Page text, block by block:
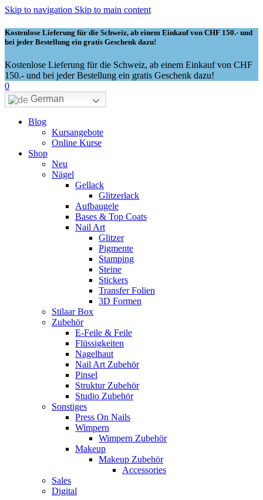
Skip to navigation Skip to main content
Kostenlose Lieferung für die Schweiz, ab einem Einkauf von CHF 150.- und
bei jeder Bestellung ein gratis Geschenk dazu!
Kostenlose Lieferung für die Schweiz, ab einem Einkauf von CHF
150.- und bei jeder Bestellung ein gratis Geschenk dazu!
0
German
Blog
Kursangebote
Online Kurse
Shop
Neu
Nägel
Gellack
Glitzerlack
Aufbaugele
Bases & Top Coats
Nail Art
Glitzer
Pigmente
Stamping
Steine
Stickers
Transfer Folien
3D Formen
Stilaar Box
Zubehör
E-Feile & Feile
Flüssigkeiten
Nagelhaut
Nail Art Zubehör
Pinsel
Struktur Zubehör
Studio Zubehör
Sonstiges
Press On Nails
Wimpern
Wimpern Zubehör
Makeup
Makeup Zubehör
Accessories
Sales
Digital